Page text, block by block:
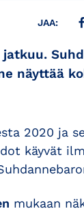
JAA:
näyttää
2020 ja
käyvät
mukaan